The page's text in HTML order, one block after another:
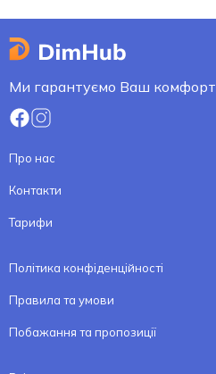
Ми гарантуємо Ваш комфорт
Про нас
Контакти
Тарифи
Політика конфіденційності
Правила та умови
Побажання та пропозиції